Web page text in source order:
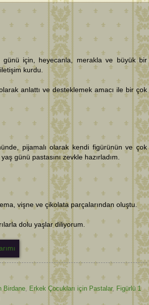
günü için, heyecanla, merakla ve büyük bir
kurdu.
anlattı ve desteklemek amacı ile bir çok
pijamalı olarak kendi figürünün ve çok
günü pastasını zevkle hazırladım.
vişne ve çikolata parçalarından oluştu.
dolu yaşlar diliyorum.
Birdane, Erkek Çocukları için Pastalar, Figürlü 1